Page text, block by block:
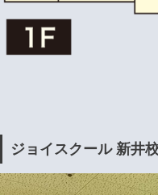
ジョイスクール 新井